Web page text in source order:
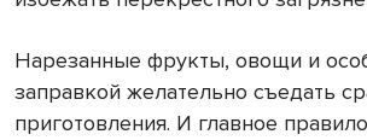
Нарезанные фрукты, овощи и
заправкой желательно съедать
приготовления. И главное